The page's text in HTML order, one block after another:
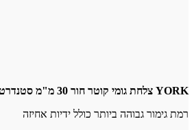
צלחת גומי קוטר חור 30 מ"מ סטנדרטי מבית YORK
רמת גימור גבוהה ביותר כולל ידיות אחיזה